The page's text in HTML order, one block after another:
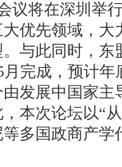
议将在深圳举
优先领域，大
与此同时，东
月完成，预计
发展中国家主
本次论坛以“
多国政商产学